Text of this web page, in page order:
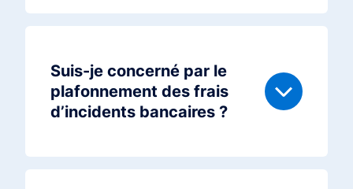
Suis-je concerné par le
plafonnement des frais
d’incidents bancaires ?